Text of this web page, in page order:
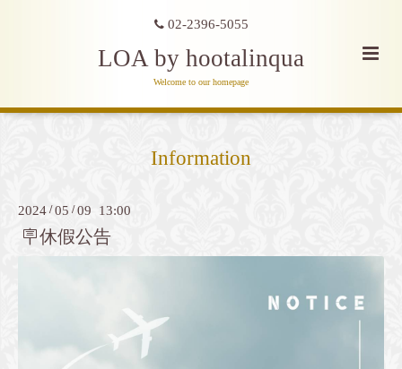
02-2396-5055
LOA by hootalinqua
Welcome to our homepage
Information
2024 /05 /09 13:00
🪧休假公告